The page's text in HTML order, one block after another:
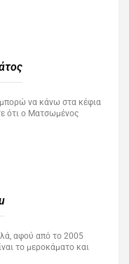
μπορώ να κάνω στα κέφια
ότι ο Ματσωμένος
αφού από το 2005
το μεροκάματο και